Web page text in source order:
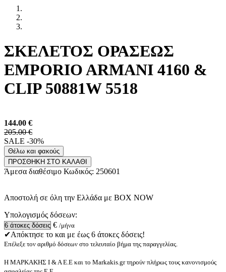
ΣΚΕΛΕΤΟΣ ΟΡΑΣΕΩΣ
EMPORIO ARMANI 4160 &
CLIP 50881W 5518
144.00 €
205.00 €
SALE -30%
Θέλω και φακούς
ΠΡΟΣΘΗΚΗ ΣΤΟ ΚΑΛΑΘΙ
Άμεσα διαθέσιμο Κωδικός: 250601
Αποστολή σε όλη την Ελλάδα με BOX NOW
Υπολογισμός δόσεων:
€ /μήνα
✔Απόκτησε το και με έως 6 άτοκες δόσεις!
Επέλεξε τον αριθμό δόσεων στο τελευταίο βήμα της παραγγελίας.
Η ΜΑΡΚΑΚΗΣ Ι & Α Ε.Ε και το Markakis.gr τηρούν πλήρως τους κανονισμούς